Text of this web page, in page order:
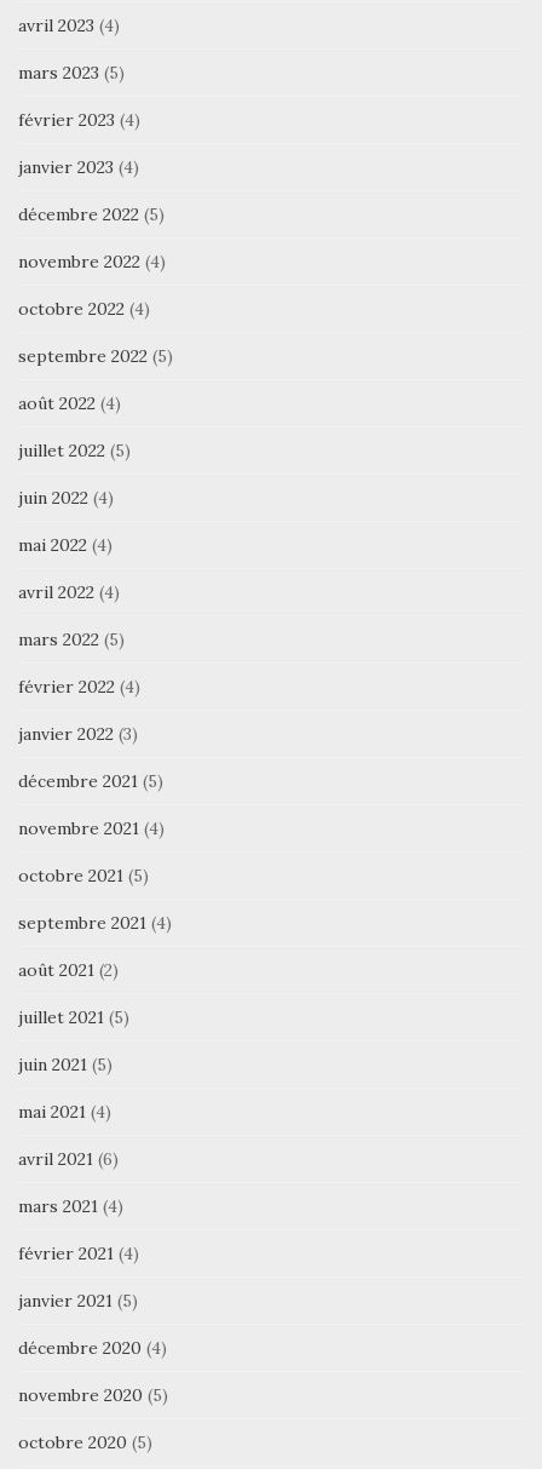
avril 2023 (4)
mars 2023 (5)
février 2023 (4)
janvier 2023 (4)
décembre 2022 (5)
novembre 2022 (4)
octobre 2022 (4)
septembre 2022 (5)
août 2022 (4)
juillet 2022 (5)
juin 2022 (4)
mai 2022 (4)
avril 2022 (4)
mars 2022 (5)
février 2022 (4)
janvier 2022 (3)
décembre 2021 (5)
novembre 2021 (4)
octobre 2021 (5)
septembre 2021 (4)
août 2021 (2)
juillet 2021 (5)
juin 2021 (5)
mai 2021 (4)
avril 2021 (6)
mars 2021 (4)
février 2021 (4)
janvier 2021 (5)
décembre 2020 (4)
novembre 2020 (5)
octobre 2020 (5)